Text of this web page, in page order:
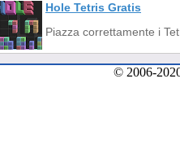
Hole Tetris Gratis
Piazza correttamente i
© 2006-